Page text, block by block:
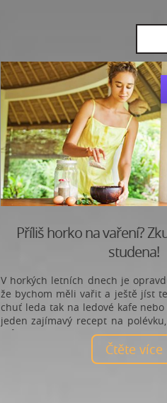
Příliš horko na vaření?
studena!
V horkých letních dnech je
že bychom měli vařit a ještě jíst
chuť leda tak na ledové kafe
jeden zajímavý recept na
můžete jíst i za studena
Čtěte více